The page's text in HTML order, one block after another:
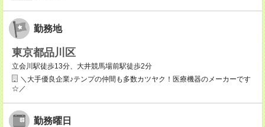
勤務地
東京都品川区
立会川駅徒歩13分、大井競馬場前駅徒歩2分
＼大手優良企業♪テンプの仲間も多数カツヤク！医療機器のメーカーです
☆／
勤務曜日